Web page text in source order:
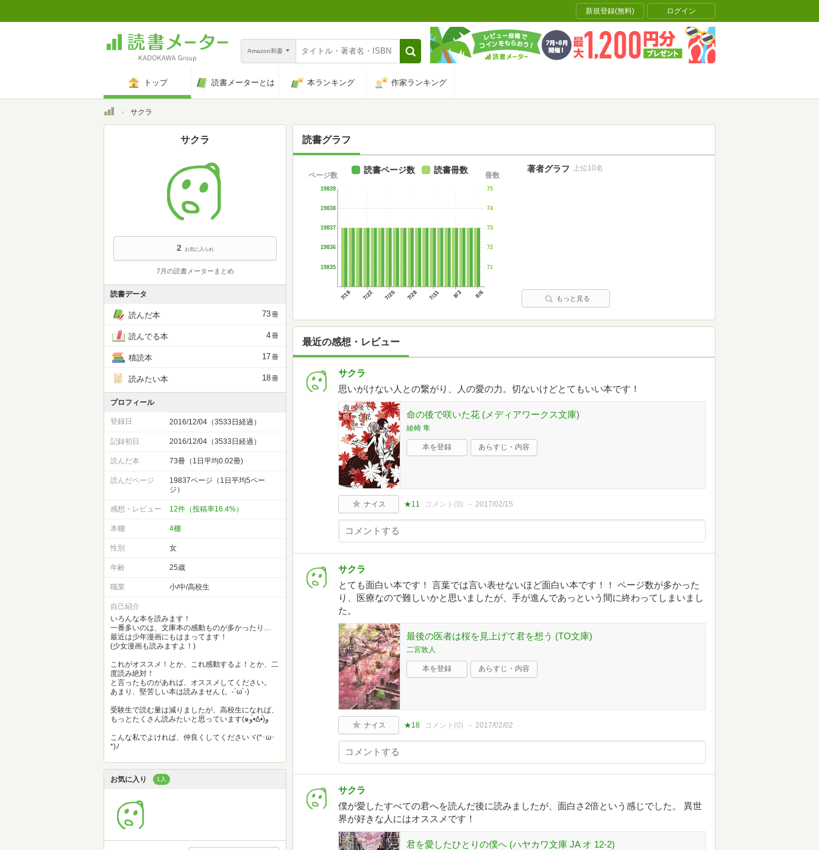
新規登録(無料) ログイン
Amazon和書
トップ 読書メーターとは 本ランキング 作家ランキング
トップサクラ
読書グラフ
7/19 7/22 7/25 7/28 7/31 8/3 8/6
19835
19836
19837
19838
19839
ページ数
71
72
73
74
75
冊数
読書ページ数 読書冊数 著者グラフ 上位10名
もっと見る
最近の感想・レビュー
サクラ
思いがけない人との繋がり、人の愛の力。切ないけどとてもいい本です！
命の後で咲いた花 (メディアワークス文庫)
綾崎 隼
本を登録 あらすじ・内容
ナイス ★11 コメント(0) 2017/02/15
サクラ
とても面白い本です！ 言葉では言い表せないほど面白い本です！！ ページ数が多かった
り、医療なので難しいかと思いましたが、手が進んであっという間に終わってしまいまし
た。
最後の医者は桜を見上げて君を想う (TO文庫)
二宮敦人
本を登録 あらすじ・内容
ナイス ★18 コメント(0) 2017/02/02
サクラ
僕が愛したすべての君へを読んだ後に読みましたが、面白さ2倍という感じでした。 異世
界が好きな人にはオススメです！
君を愛したひとりの僕へ (ハヤカワ文庫 JA オ 12-2)
サクラ
2 お気に入られ
7月の読書メーターまとめ
読書データ
読んだ本 73冊
読んでる本 4冊
積読本 17冊
読みたい本 18冊
プロフィール
登録日 2016/12/04（3533日経過）
記録初日 2016/12/04（3533日経過）
読んだ本 73冊（1日平均0.02冊)
読んだページ
19837ページ（1日平均5ペー
ジ）
感想・レビュー 12件（投稿率16.4%）
本棚 4棚
性別 女
年齢 25歳
職業 小/中/高校生
自己紹介
いろんな本を読みます！
一番多いのは、文庫本の感動ものが多かったり…
最近は少年漫画にもはまってます！
(少女漫画も読みますよ！)
これがオススメ！とか、これ感動するよ！とか、二
度読み絶対！
と言ったものがあれば、オススメしてください。
あまり、堅苦しい本は読みません (。-`ω´-)
受験生で読む量は減りましたが、高校生になれば、
もっとたくさん読みたいと思っています(๑و•̀Δ•́)و
こんな私でよければ、仲良くしてくださいヾ(*･ω･
*)ﾉ
お気に入り 1人